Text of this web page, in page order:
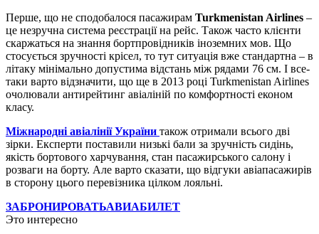
Перше, що не сподобалося пасажирам Turkmenistan Airlines –
це незручна система реєстрації на рейс. Також часто клієнти
скаржаться на знання бортпровідників іноземних мов. Що
стосується зручності крісел, то тут ситуація вже стандартна – в
літаку мінімально допустима відстань між рядами 76 см. І все-
таки варто відзначити, що ще в 2013 році Turkmenistan Airlines
очолювали антирейтинг авіаліній по комфортності економ
класу.
Міжнародні авіалінії України також отримали всього дві
зірки. Експерти поставили низькі бали за зручність сидінь,
якість бортового харчування, стан пасажирського салону і
розваги на борту. Але варто сказати, що відгуки авіапасажирів
в сторону цього перевізника цілком лояльні.
ЗАБРОНИРОВАТЬАВИАБИЛЕТ
Это интересно